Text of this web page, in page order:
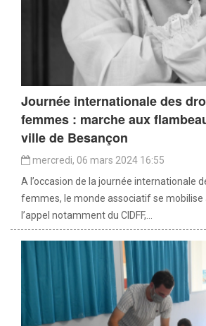
Journée internationale des
femmes : marche aux
ville de Besançon
mercredi, 06 mars 2024 16:55
A l’occasion de la journée internationale
femmes, le monde associatif se mobilise
l’appel notamment du CIDFF,...